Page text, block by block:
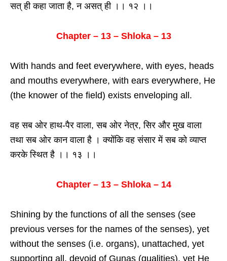
सत् ही कहा जाता है, न असत् ही ।। १२ ।।
Chapter – 13 – Shloka – 13
With hands and feet everywhere, with eyes, heads
and mouths everywhere, with ears everywhere, He
(the knower of the field) exists enveloping all.
वह सब ओर हाथ-पैर वाला, सब ओर नेत्र, सिर और मुख वाला
तथा सब ओर कान वाला है । क्योंकि वह संसार में सब को व्याप्त
करके स्थित है ।। १३ ।।
Chapter – 13 – Shloka – 14
Shining by the functions of all the senses (see
previous verses for the names of the senses), yet
without the senses (i.e. organs), unattached, yet
supporting all. devoid of Gunas (qualities), yet He